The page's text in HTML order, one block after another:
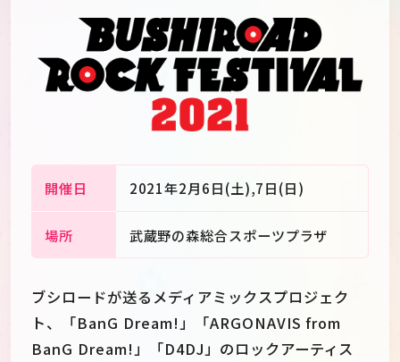
Schedule About
開催日 2021年2月6日(土),7日(日)
場所 武蔵野の森総合スポーツプラザ
ブシロードが送るメディアミックスプロジェク
ト、「BanG Dream!」「ARGONAVIS from
BanG Dream!」「D4DJ」のロックアーティス